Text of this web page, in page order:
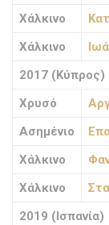
Χάλκινο
Χάλκινο
2017 (Κύπρος)
Χρυσό
Ασημένιο
Χάλκινο
Χάλκινο
2019 (Ισπανία)